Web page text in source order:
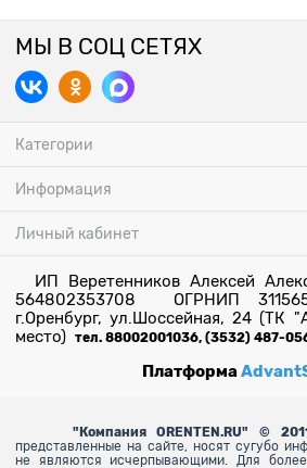
МЫ В СОЦ СЕТЯХ
Категории
Информация
Личный кабинет
ИП Веретенников Алексей
564802353708 ОГРНИП
г.Оренбург, ул.Шоссейная, 24 (ТК
место) тел. 88002001036, (3532) 487-
Платформа
" Компания ORENTEN.RU" ©
представленные на сайте, носят сугубо
не являются исчерпывающими. Для более